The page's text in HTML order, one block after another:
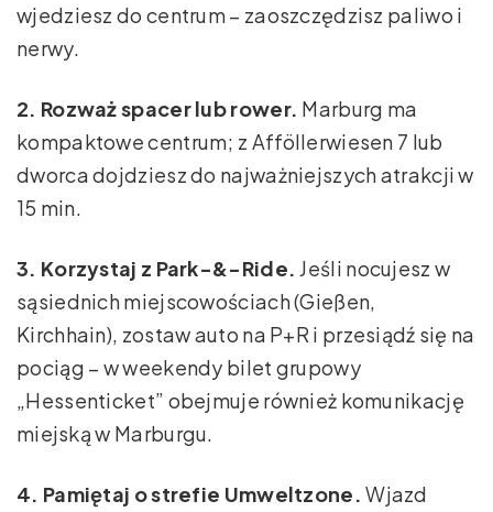
wjedziesz do centrum – zaoszczędzisz paliwo i
nerwy.
2. Rozważ spacer lub rower. Marburg ma
kompaktowe centrum; z Afföllerwiesen 7 lub
dworca dojdziesz do najważniejszych atrakcji w
15 min.
3. Korzystaj z Park-&-Ride. Jeśli nocujesz w
sąsiednich miejscowościach (Gießen,
Kirchhain), zostaw auto na P+R i przesiądź się na
pociąg – w weekendy bilet grupowy
„Hessenticket” obejmuje również komunikację
miejską w Marburgu.
4. Pamiętaj o strefie Umweltzone. Wjazd